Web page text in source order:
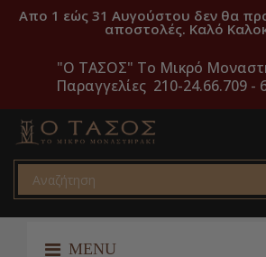
Απο 1 εώς 31 Αυγούστου δεν θα
αποστολές. Καλό
"O ΤΑΣΟΣ" Το Μικρό
Παραγγελίες 210-24.66.709 -
MENU